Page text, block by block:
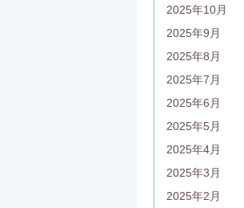
2025年10月
2025年9月
2025年8月
2025年7月
2025年6月
2025年5月
2025年4月
2025年3月
2025年2月